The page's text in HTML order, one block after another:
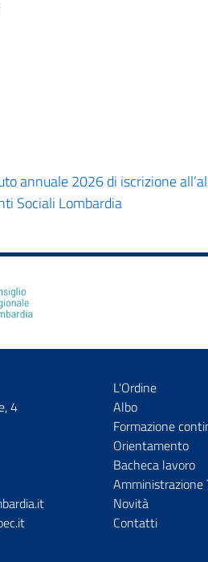
annuale 2026 di iscrizione
Sociali Lombardia
4
L'Ordine
Albo
Formazione
Orientamento
Bacheca lavoro
Amministrazione
Novità
Contatti